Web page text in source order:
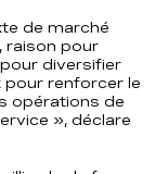
de marché
raison pour
diversifier
renforcer le
opérations de
», déclare